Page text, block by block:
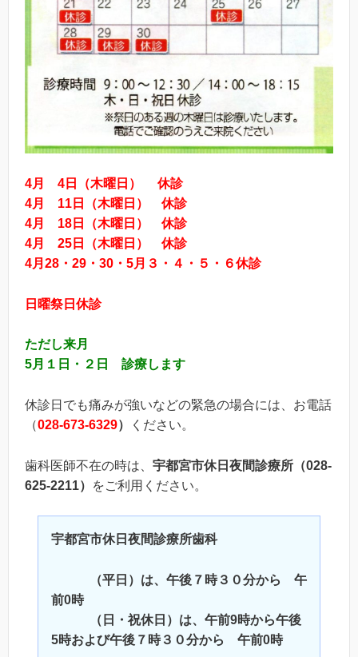
4月 4 日（木曜日）
休診
4月 11 日（木曜日） 休診
4月 18 日（木曜日） 休診
4月 25 日（木曜日） 休診
4月 28 ・ 29 ・ 30 ・ 5月３・４・５・６休診
日曜祭日休診
ただし来月
5月１日・２日 診療します
休診日でも痛みが強いなどの緊急の場合には、お電話
（028-673-6329） ください。
歯科医師不在の時は、 宇都宮市休日夜間診療所（028-
625-2211）
をご利用ください。
宇都宮市休日夜間診療所歯科
（平日）は、午後７時３０分から 午
前0時
（日・祝休日）は、午前9時から午後
5時および午後７時３０分から 午前0時